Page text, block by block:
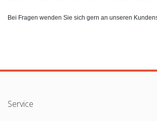
Bei Fragen wenden Sie sich gern an unseren
Service